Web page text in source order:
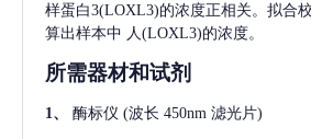
样蛋白3(LOXL3)的浓度正相关。拟合
算出样本中 人(LOXL3)的浓度。
所需器材和试剂
1、 酶标仪 (波长 450nm 滤光片)